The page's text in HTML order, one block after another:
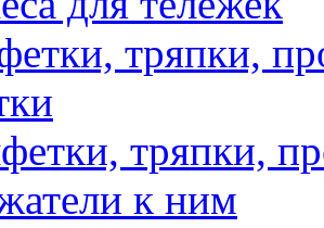
тряпки,
тряпки,
к ним